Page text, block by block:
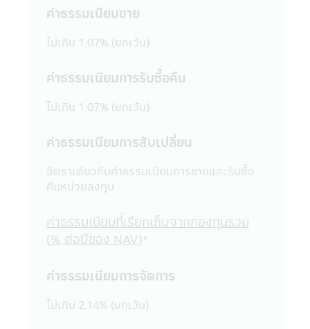
จากบริษัทจัดการก่อน บริษัทจัดการ และผู้
จัดการขอสงวนสิทธิที่จะไม่รับผิดชอบต่อความ
กระทำโดยเจตนา หรือโดยมิได้รับอนุญาตจาก
ข้อความ ข้อมูล เอกสาร หรือสื่อใดๆ ใน
ข้อความ ข้อมูล เอกสาร หรือสื่อใดๆ ใน
ออกไป ไม่ว่าเป็นการเฉพาะเจาะจง หรือเป็นการ
ทั่วไปในประการที่อาจจะทำให้เกิดความเข้าใจ
หรือชื่อเสียงของบริษัทจัดการ หรือ บุคคลอื่น
19. การแก้ไขเปลี่ยนแปลง รายงาน ข้อความ
ข้อมูล เอกสาร หรือสื่อใดๆ ในแอปพลิเคชันผ่าน
หรือโดยมิได้รับอนุญาตจากบริษัทจัดการก่อน
หรือชื่อเสียงของบริษัทจัดการ หรือบุคคลอื่น
ค่าธรรมเนียมขาย
ไม่เกิน 1.07% (ยกเว้น)
ค่าธรรมเนียมการรับซื้อคืน
ไม่เกิน 1.07% (ยกเว้น)
ค่าธรรมเนียมการสับเปลี่ยน
อัตราเดียวกับค่าธรรมเนียมการขายและรับซื้อ
คืนหน่วยลงทุน
ค่าธรรมเนียมที่เรียกเก็บจากกองทุนรวม
(% ต่อปีของ NAV)*
ค่าธรรมเนียมการจัดการ
ไม่เกิน 2.14% (ยกเว้น)